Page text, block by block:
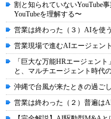
割と知られていないYouTube
YouTubeを理解する〜
営業は終わった（３）AIを使
営業現場で進むAIエージェン
「巨大な万能HRエージェン
と、マルチエージェント時代
沖縄で台風が来たときの過ご
営業は終わった（２）普遍は